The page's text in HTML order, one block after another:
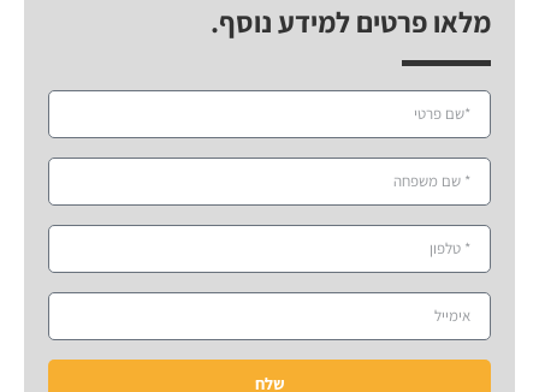
מלאו פרטים למידע נוסף.
שלח